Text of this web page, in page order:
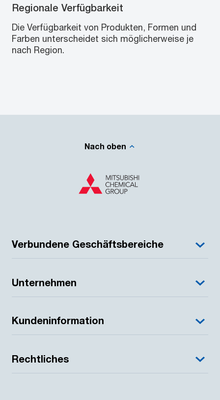
Regionale Verfügbarkeit
Die Verfügbarkeit von Produkten, Formen und
Farben unterscheidet sich möglicherweise je
nach Region.
Nach oben
Verbundene Geschäftsbereiche
Unternehmen
Kundeninformation
Rechtliches